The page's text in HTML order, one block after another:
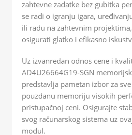
zahtevne zadatke bez gubitka
se radi o igranju igara,
ili radu na zahtevnim
osigurati glatko i efikasno
Uz izvanredan odnos cene i
AD4U26664G19-SGN
predstavlja pametan izbor za
pouzdanu memoriju visokih
pristupačnoj ceni. Osigurajte
svog računarskog sistema uz
modul.